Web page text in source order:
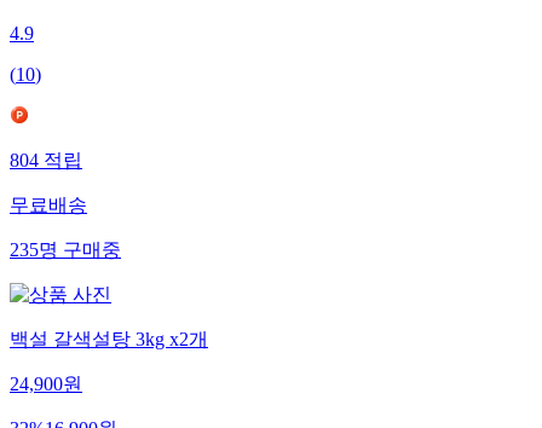
4.9
(10)
804적립
무료배송
235명구매중
백설 갈색설탕 3kg x2개
24,900원